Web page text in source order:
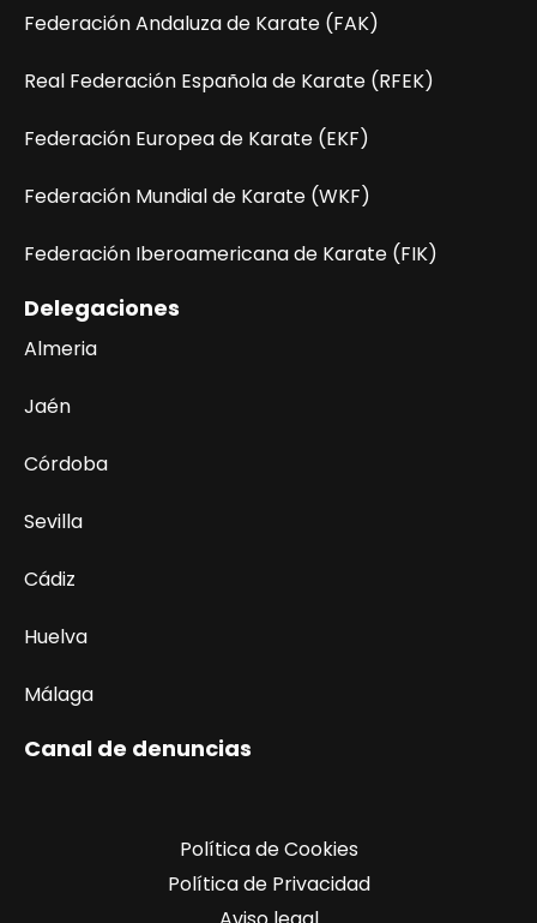
Federación Andaluza de Karate (FAK)
Real Federación Española de Karate (RFEK)
Federación Europea de Karate (EKF)
Federación Mundial de Karate (WKF)
Federación Iberoamericana de Karate (FIK)
Delegaciones
Almeria
Jaén
Córdoba
Sevilla
Cádiz
Huelva
Málaga
Canal de denuncias
Política de Cookies
Política de Privacidad